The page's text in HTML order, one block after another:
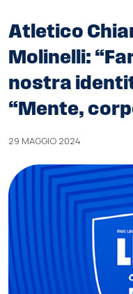
Atletico
Molinelli:
nostra
“Mente,
29 MAGGIO 2024